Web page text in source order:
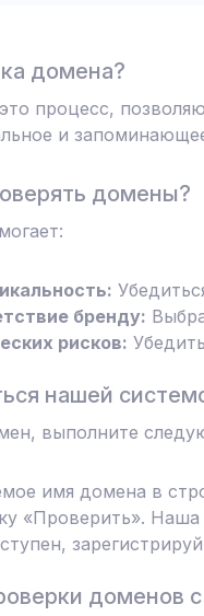
домена?
процесс,
и
домены?
бренду:
рисков:
нашей
выполните
имя домена в
«Проверить». Наша
доменов с